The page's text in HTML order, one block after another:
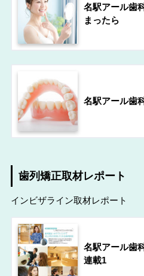
名駅アール歯
まったら
名駅アール歯
歯列矯正取材レポート
インビザライン取材レポート
名駅アール歯
連載1